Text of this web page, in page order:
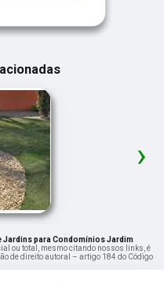
›
Jardins para Condomínios Jardim
ou total, mesmo citando nossos links, é
de direito autoral – artigo 184 do Código